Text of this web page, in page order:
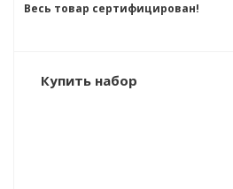
Весь товар сертифицирован!
Купить набор